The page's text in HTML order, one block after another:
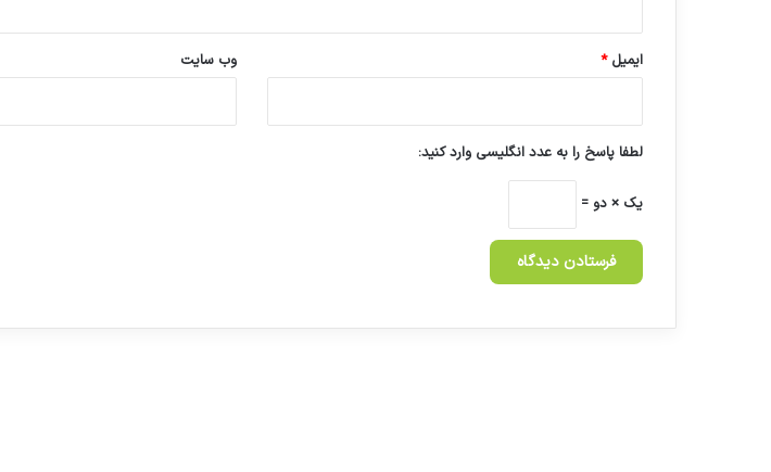
ایمیل* وب‌ سایت
لطفا پاسخ را به عدد انگلیسی وارد کنید:
یک × دو =